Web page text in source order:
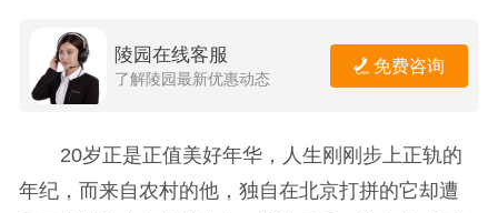
陵园在线客服
了解陵园最新优惠动态
免费咨询
20岁正是正值美好年华，人生刚刚步上正轨的
年纪，而来自农村的他，独自在北京打拼的它却遭